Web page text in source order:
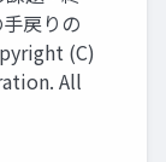
戻りの
(C)
All